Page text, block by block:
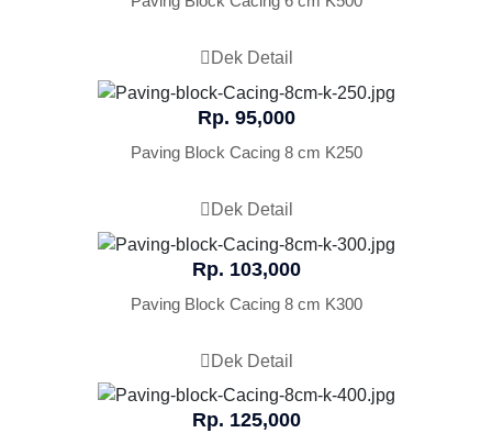
Dek Detail
Rp. 95,000
Paving Block Cacing 8 cm K250
Dek Detail
Rp. 103,000
Paving Block Cacing 8 cm K300
Dek Detail
Rp. 125,000